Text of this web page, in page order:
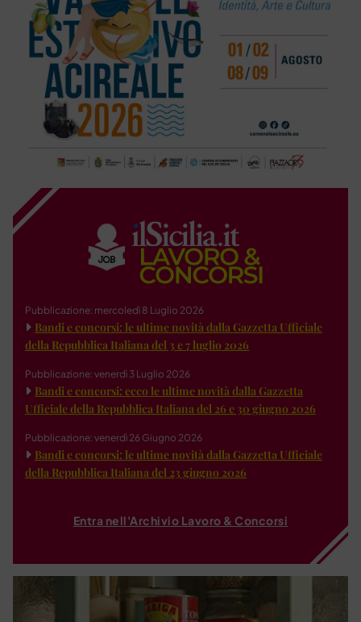
Pubblicazione: mercoledì 8 Luglio 2026
Bandi e concorsi: le ultime novità dalla Gazzetta Ufficiale
della Repubblica Italiana del 3 e 7 luglio 2026
Pubblicazione: venerdì 3 Luglio 2026
Bandi e concorsi: ecco le ultime novità dalla Gazzetta
Ufficiale della Repubblica Italiana del 26 e 30 giugno 2026
Pubblicazione: venerdì 26 Giugno 2026
Bandi e concorsi: le ultime novità dalla Gazzetta Ufficiale
della Repubblica Italiana del 23 giugno 2026
Entra nell'Archivio Lavoro & Concorsi